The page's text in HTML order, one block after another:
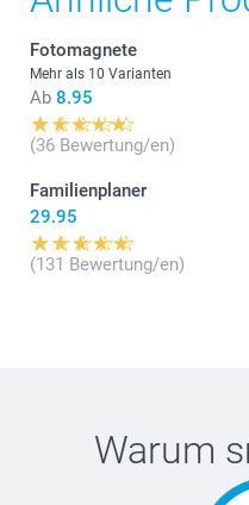
Fotomagnete
Mehr als 10 Varianten
Ab 8.95
(36 Bewertung/en)
Familienplaner
29.95
(131 Bewertung/en)
Warum